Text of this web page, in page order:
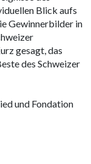
Blick aufs
Gewinnerbilder in
gesagt, das
des Schweizer
und Fondation